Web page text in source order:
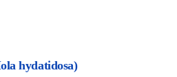
hydatidosa)